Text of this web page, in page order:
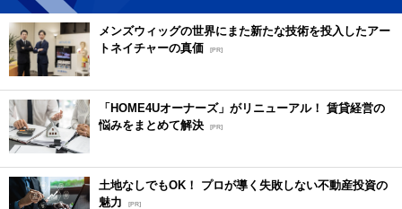
メンズウィッグの世界にまた新たな技術を投入したアー
トネイチャーの真価 [PR]
「HOME4Uオーナーズ」がリニューアル！ 賃貸経営の
悩みをまとめて解決 [PR]
土地なしでもOK！ プロが導く失敗しない不動産投資の
魅力
[PR]